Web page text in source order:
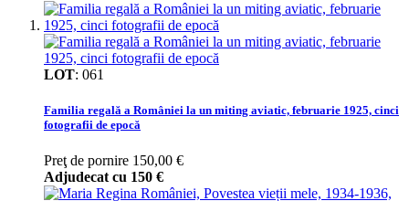
LOT: 061
Familia regală a României la un miting aviatic, februarie 1925, cinci
fotografii de epocă
Preţ de pornire 150,00 €
Adjudecat cu 150 €